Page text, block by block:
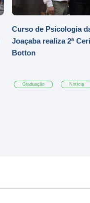
Curso de Psicologia
Joaçaba realiza 2ª
Botton
Graduação Notícia